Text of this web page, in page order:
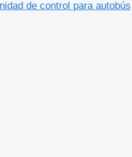
de control para autobús